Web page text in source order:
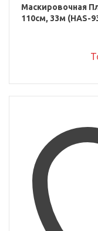
Маскировочная
110см, 33м (HAS-